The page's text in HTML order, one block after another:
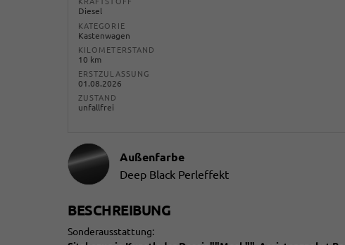
KRAFTSTOFF
Diesel
KATEGORIE
Kastenwagen
KILOMETERSTAND
10 km
ERSTZULASSUNG
01.08.2026
ZUSTAND
unfallfrei
Außenfarbe
Deep Black Perleffekt
BESCHREIBUNG
Sonderausstattung: